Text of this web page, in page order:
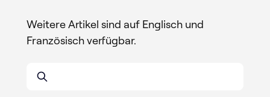
Weitere Artikel sind auf Englisch und
Französisch verfügbar.